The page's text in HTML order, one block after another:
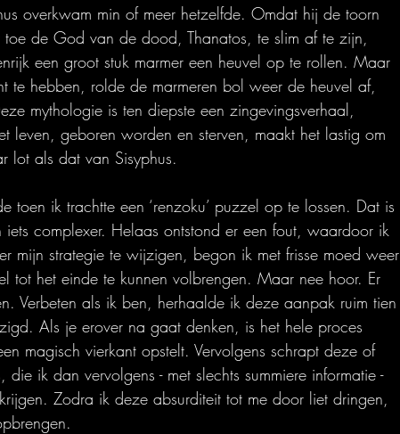
overkwam min of meer hetzelfde. Omdat hij de toorn
de God van de dood, Thanatos, te slim af te zijn,
een groot stuk marmer een heuvel op te rollen. Maar
te hebben, rolde de marmeren bol weer de heuvel af,
mythologie is ten diepste een zingevingsverhaal,
leven, geboren worden en sterven, maakt het lastig om
lot als dat van Sisyphus.
toen ik trachtte een ‘renzoku’ puzzel op te lossen. Dat is
iets complexer. Helaas ontstond er een fout, waardoor ik
mijn strategie te wijzigen, begon ik met frisse moed weer
het einde te kunnen volbrengen. Maar nee hoor. Er
Verbeten als ik ben, herhaalde ik deze aanpak ruim tien
Als je erover na gaat denken, is het hele proces
magisch vierkant opstelt. Vervolgens schrapt deze of
ik dan vervolgens - met slechts summiere informatie -
Zodra ik deze absurditeit tot me door liet dringen,